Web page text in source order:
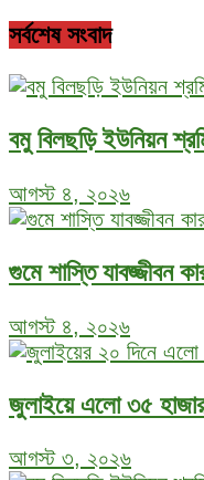
সর্বশেষ সংবাদ
বমু বিলছড়ি ইউনিয়ন
আগস্ট ৪, ২০২৬
গুমে শাস্তি যাবজ্জীবন
আগস্ট ৪, ২০২৬
জুলাইয়ে এলো ৩৫ হাজার
আগস্ট ৩, ২০২৬